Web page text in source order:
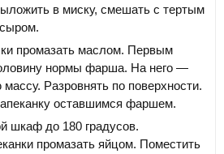
в миску, смешать с тертым
промазать маслом. Первым
нормы фарша. На него —
Разровнять по поверхности.
оставшимся фаршем.
шкаф до 180 градусов.
промазать яйцом. Поместить